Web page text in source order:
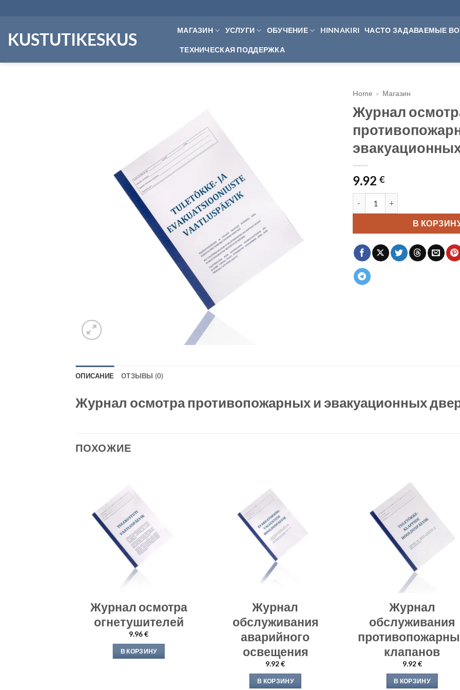
content
KUSTUTIKESKUS МАГАЗИН УСЛУГИ ОБУЧЕНИЕ HINNAKIRI ЧАСТО ЗАДАВАЕМЫЕ
ТЕХНИЧЕСКАЯ ПОДДЕРЖКА
Home » Магазин
Журнал
9.92 €
В
ОПИСАНИЕ ОТЗЫВЫ (0)
Журнал осмотра противопожарных и эвакуационных
ПОХОЖИЕ
Журнал осмотра
огнетушителей
9.96€
В КОРЗИНУ
Журнал
обслуживания
аварийного
освещения
9.92€
В КОРЗИНУ
Журнал
обслуживания
клапанов
9.92€
В КОРЗИНУ